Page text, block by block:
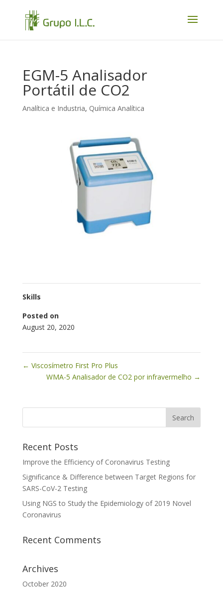
EGM-5 Analisador
Portátil de CO2
Analítica e Industria, Química Analítica
Skills
Posted on
August 20, 2020
← Viscosímetro First Pro Plus
WMA-5 Analisador de CO2 por infravermelho →
Recent Posts
Improve the Efficiency of Coronavirus Testing
Significance & Difference between Target Regions for
SARS-CoV-2 Testing
Using NGS to Study the Epidemiology of 2019 Novel
Coronavirus
Recent Comments
Archives
October 2020